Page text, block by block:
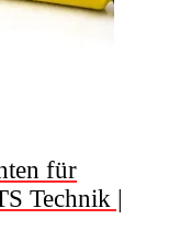
für
Technik |